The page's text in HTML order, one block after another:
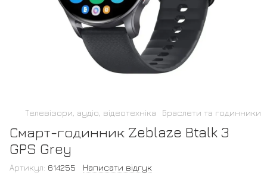
Телевізори, аудіо, відеотехніка Браслети та годинники
Смарт-годинник Zeblaze Btalk 3
GPS Grey
Артикул: 614255 Написати відгук